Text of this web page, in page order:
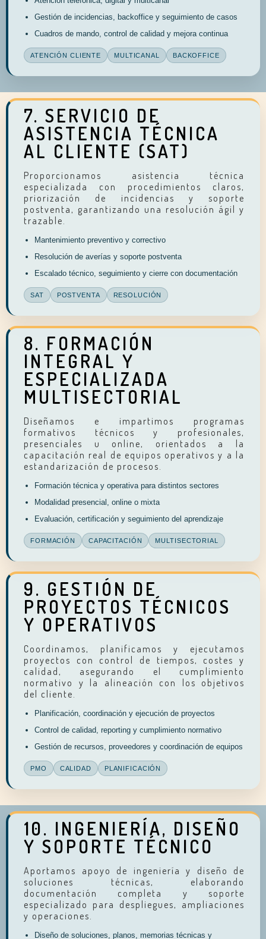
Gestión de incidencias, backoffice y seguimiento de casos
Cuadros de mando, control de calidad y mejora continua
ATENCIÓN CLIENTE MULTICANAL BACKOFFICE
7. SERVICIO DE
ASISTENCIA TÉCNICA
AL CLIENTE (SAT)
Proporcionamos asistencia técnica
especializada con procedimientos claros,
priorización de incidencias y soporte
postventa, garantizando una resolución ágil y
trazable.
Mantenimiento preventivo y correctivo
Resolución de averías y soporte postventa
Escalado técnico, seguimiento y cierre con documentación
SAT POSTVENTA RESOLUCIÓN
8. FORMACIÓN
INTEGRAL Y
ESPECIALIZADA
MULTISECTORIAL
Diseñamos e impartimos programas
formativos técnicos y profesionales,
presenciales u online, orientados a la
capacitación real de equipos operativos y a la
estandarización de procesos.
Formación técnica y operativa para distintos sectores
Modalidad presencial, online o mixta
Evaluación, certificación y seguimiento del aprendizaje
FORMACIÓN CAPACITACIÓN MULTISECTORIAL
9. GESTIÓN DE
PROYECTOS TÉCNICOS
Y OPERATIVOS
Coordinamos, planificamos y ejecutamos
proyectos con control de tiempos, costes y
calidad, asegurando el cumplimiento
normativo y la alineación con los objetivos
del cliente.
Planificación, coordinación y ejecución de proyectos
Control de calidad, reporting y cumplimiento normativo
Gestión de recursos, proveedores y coordinación de equipos
PMO CALIDAD PLANIFICACIÓN
10. INGENIERÍA, DISEÑO
Y SOPORTE TÉCNICO
Aportamos apoyo de ingeniería y diseño de
soluciones técnicas, elaborando
documentación completa y soporte
especializado para despliegues, ampliaciones
y operaciones.
Diseño de soluciones, planos, memorias técnicas y